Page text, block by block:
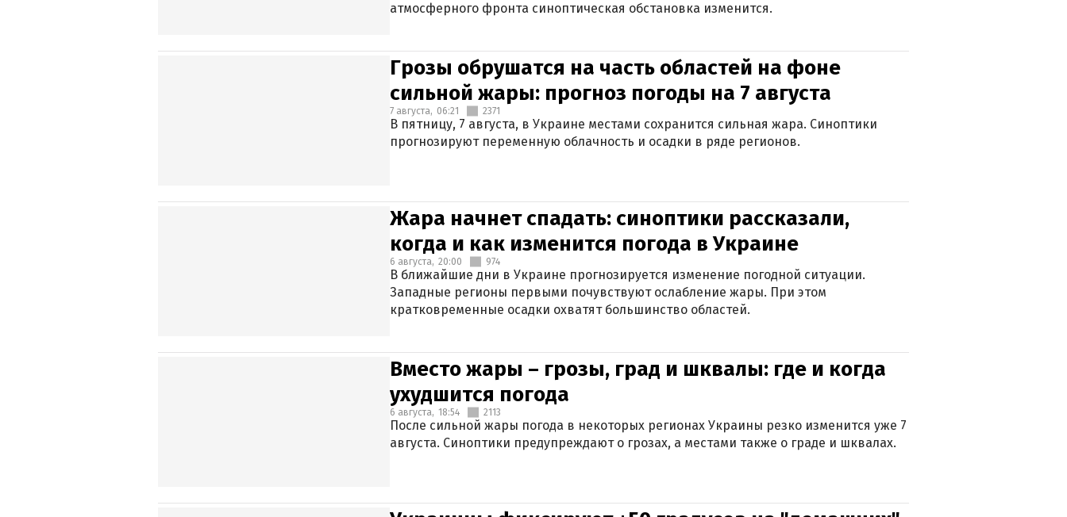
атмосферного фронта синоптическая обстановка изменится.
Грозы обрушатся на часть областей на фоне
сильной жары: прогноз погоды на 7 августа
7 августа, 06:21 2371
В пятницу, 7 августа, в Украине местами сохранится сильная жара. Синоптики
прогнозируют переменную облачность и осадки в ряде регионов.
Жара начнет спадать: синоптики рассказали,
когда и как изменится погода в Украине
6 августа, 20:00 974
В ближайшие дни в Украине прогнозируется изменение погодной ситуации.
Западные регионы первыми почувствуют ослабление жары. При этом
кратковременные осадки охватят большинство областей.
Вместо жары – грозы, град и шквалы: где и когда
ухудшится погода
6 августа, 18:54 2113
После сильной жары погода в некоторых регионах Украины резко изменится уже 7
августа. Синоптики предупреждают о грозах, а местами также о граде и шквалах.